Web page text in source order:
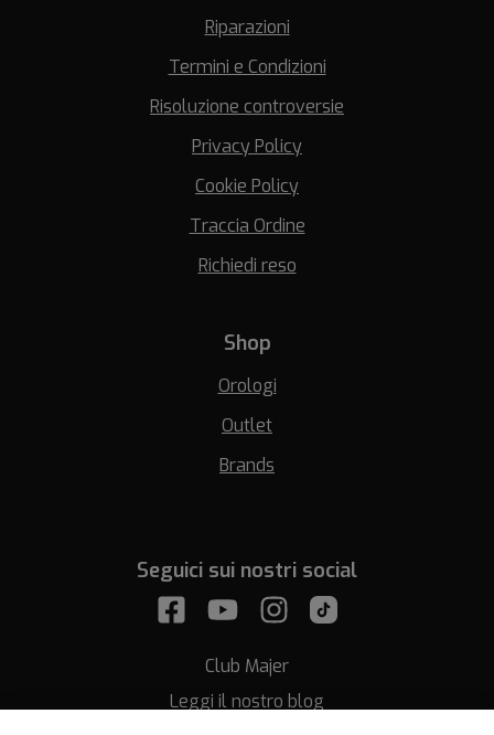
Riparazioni
Termini e Condizioni
Risoluzione controversie
Privacy Policy
Cookie Policy
Traccia Ordine
Richiedi reso
Shop
Orologi
Outlet
Brands
Seguici sui nostri social
Club Majer
Leggi il nostro blog